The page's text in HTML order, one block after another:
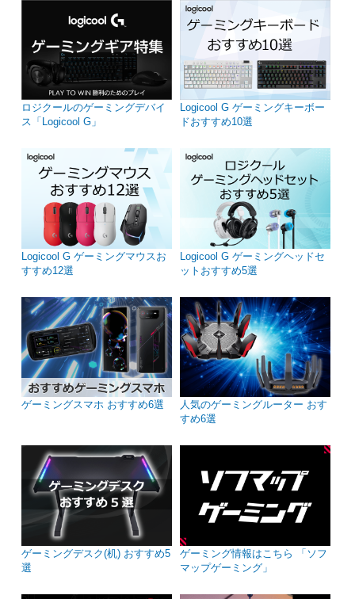
ロジクールのゲーミングデバイ
ス「Logicool G」
Logicool G ゲーミングキーボー
ドおすすめ10選
Logicool G ゲーミングマウスお
すすめ12選
Logicool G ゲーミングヘッドセ
ットおすすめ5選
ゲーミングスマホ おすすめ6選
人気のゲーミングルーター おす
すめ6選
ゲーミングデスク(机) おすすめ5
選
ゲーミング情報はこちら 「ソフ
マップゲーミング」